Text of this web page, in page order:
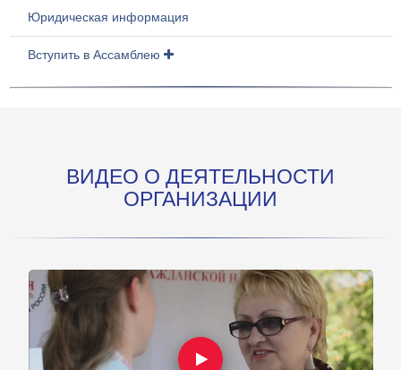
Юридическая информация
Вступить в Ассамблею
ВИДЕО О ДЕЯТЕЛЬНОСТИ
ОРГАНИЗАЦИИ